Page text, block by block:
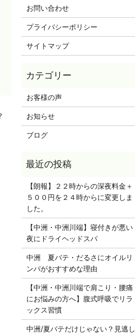
お問い合わせ
プライバシーポリシー
サイトマップ
お客様の声
お知らせ
ブログ
【朗報】２２時からの深夜料金＋
５００円を２４時からに変更しま
した。
【中洲・中洲川端】寝付きが悪い
夜にドライヘッドスパ
中洲 夏バテ・だるさにオイルリ
ンパがおすすめな理由
【中洲・中洲川端で肩こり・腰痛
にお悩みの方へ】腹式呼吸でリラ
ックス習慣
中洲/夏バテだけじゃない？見逃し